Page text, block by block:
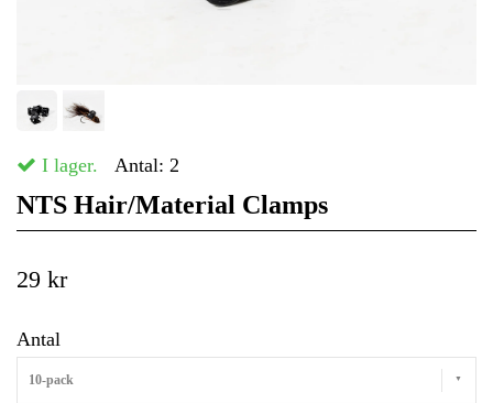
I lager. Antal: 2
NTS Hair/Material Clamps
29 kr
Antal
10-pack